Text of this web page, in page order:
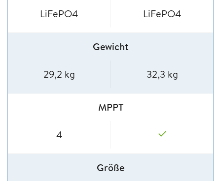
LiFePO4 LiFePO4
Gewicht
29,2 kg 32,3 kg
MPPT
4
Größe